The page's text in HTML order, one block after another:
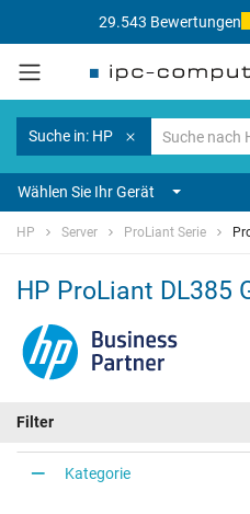
29.543 Bewertungen
Suche in: HP
Wählen Sie Ihr Gerät
HP Server ProLiant Serie
HP ProLiant DL385
Filter
Kategorie